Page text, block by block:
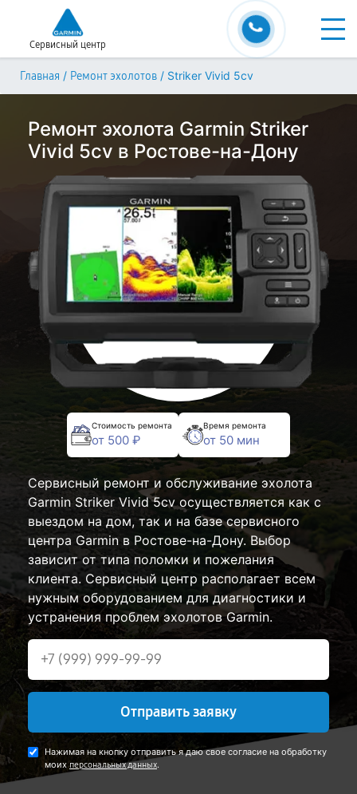
Сервисный центр
Главная / Ремонт эхолотов / Striker Vivid 5cv
Ремонт эхолота Garmin Striker
Vivid 5cv в Ростове-на-Дону
Стоимость ремонта
от 500 ₽
Время ремонта
от 50 мин
Сервисный ремонт и обслуживание эхолота
Garmin Striker Vivid 5cv осуществляется как с
выездом на дом, так и на базе сервисного
центра Garmin в Ростове-на-Дону. Выбор
зависит от типа поломки и пожелания
клиента. Сервисный центр располагает всем
нужным оборудованием для диагностики и
устранения проблем эхолотов Garmin.
Отправить заявку
Нажимая на кнопку отправить я даю свое согласие на обработку
моихперсональных данных.